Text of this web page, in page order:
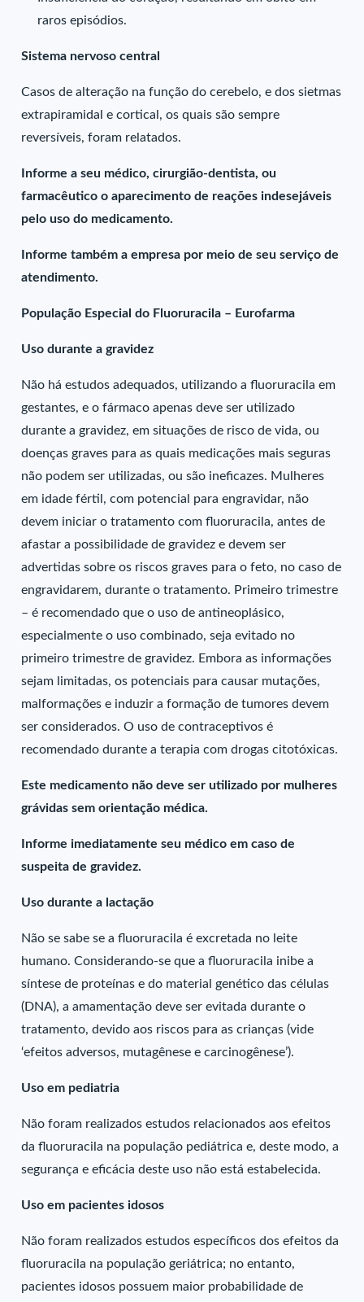
raros episódios.
Sistema nervoso central
Casos de alteração na função do cerebelo, e dos sietmas
extrapiramidal e cortical, os quais são sempre
reversíveis, foram relatados.
Informe a seu médico, cirurgião-dentista, ou
farmacêutico o aparecimento de reações indesejáveis
pelo uso do medicamento.
Informe também a empresa por meio de seu serviço de
atendimento.
População Especial do Fluoruracila – Eurofarma
Uso durante a gravidez
Não há estudos adequados, utilizando a fluoruracila em
gestantes, e o fármaco apenas deve ser utilizado
durante a gravidez, em situações de risco de vida, ou
doenças graves para as quais medicações mais seguras
não podem ser utilizadas, ou são ineficazes. Mulheres
em idade fértil, com potencial para engravidar, não
devem iniciar o tratamento com fluoruracila, antes de
afastar a possibilidade de gravidez e devem ser
advertidas sobre os riscos graves para o feto, no caso de
engravidarem, durante o tratamento. Primeiro trimestre
– é recomendado que o uso de antineoplásico,
especialmente o uso combinado, seja evitado no
primeiro trimestre de gravidez. Embora as informações
sejam limitadas, os potenciais para causar mutações,
malformações e induzir a formação de tumores devem
ser considerados. O uso de contraceptivos é
recomendado durante a terapia com drogas citotóxicas.
Este medicamento não deve ser utilizado por mulheres
grávidas sem orientação médica.
Informe imediatamente seu médico em caso de
suspeita de gravidez.
Uso durante a lactação
Não se sabe se a fluoruracila é excretada no leite
humano. Considerando-se que a fluoruracila inibe a
síntese de proteínas e do material genético das células
(DNA), a amamentação deve ser evitada durante o
tratamento, devido aos riscos para as crianças (vide
‘efeitos adversos, mutagênese e carcinogênese’).
Uso em pediatria
Não foram realizados estudos relacionados aos efeitos
da fluoruracila na população pediátrica e, deste modo, a
segurança e eficácia deste uso não está estabelecida.
Uso em pacientes idosos
Não foram realizados estudos específicos dos efeitos da
fluoruracila na população geriátrica; no entanto,
pacientes idosos possuem maior probabilidade de